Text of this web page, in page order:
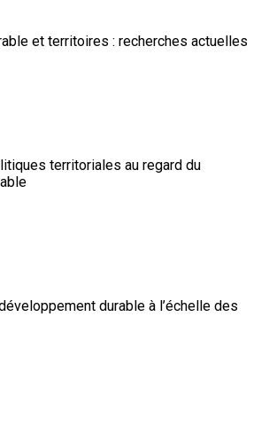
et territoires : recherches actuelles
territoriales au regard du
durable à l’échelle des